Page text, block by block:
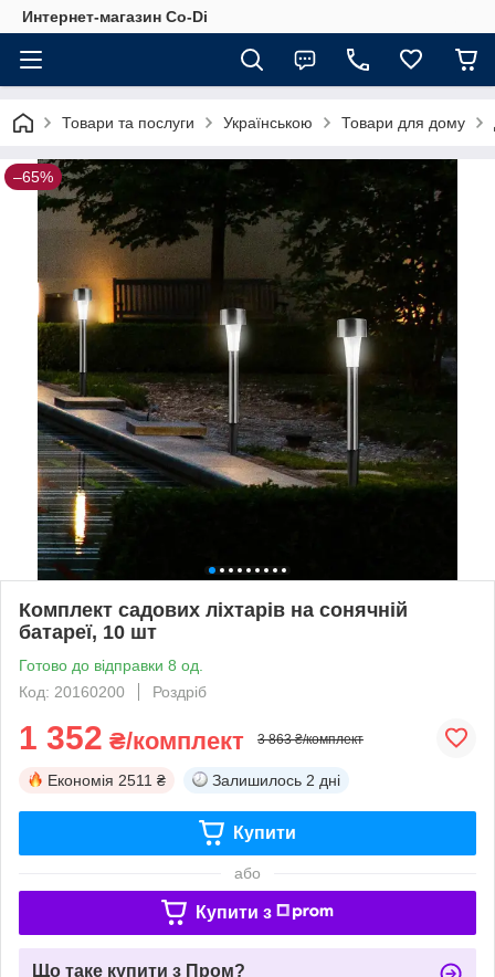
Интернет-магазин Co-Di
Товари та послуги Українською Товари для дому
–65%
Комплект садових ліхтарів на сонячній
батареї, 10 шт
Готово до відправки 8 од.
Код: 20160200
Роздріб
1 352 ₴/комплект 3 863 ₴/комплект
Економія 2511 ₴ Залишилось 2 дні
Купити
або
Купити з
Що таке купити з Пром?